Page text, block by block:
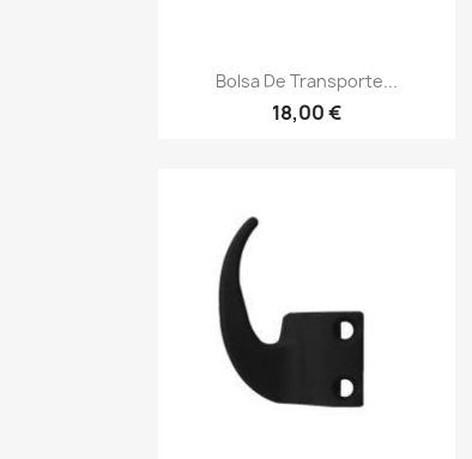
Vista rápida
Bolsa De Transporte...
18,00 €